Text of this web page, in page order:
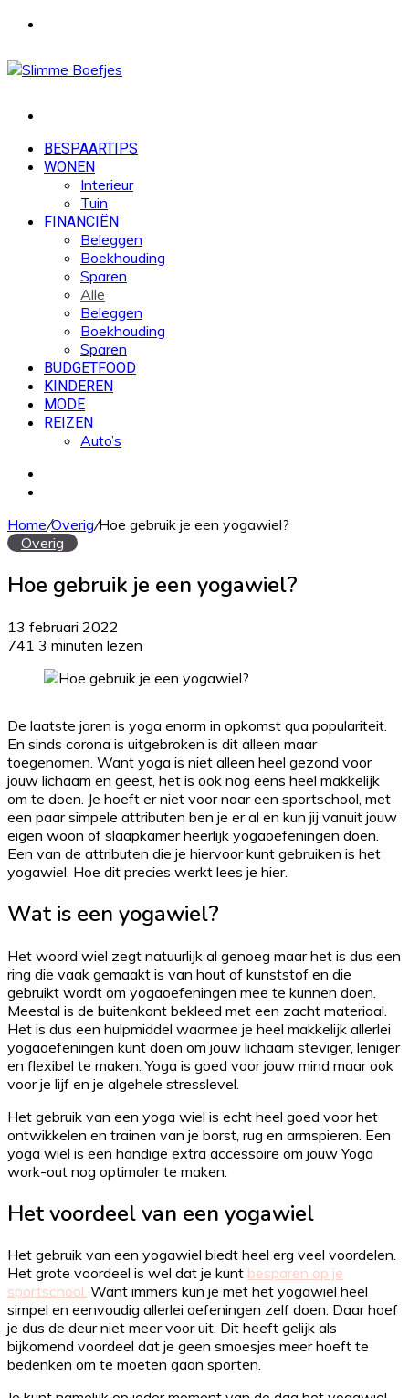
BESPAARTIPS
WONEN
Interieur
Tuin
FINANCIËN
Beleggen
Boekhouding
Sparen
Alle
Beleggen
Boekhouding
Sparen
BUDGETFOOD
KINDEREN
MODE
REIZEN
Auto’s
Home/Overig/Hoe gebruik je een yogawiel?
Overig
Hoe gebruik je een yogawiel?
13 februari 2022
741 3 minuten lezen
De laatste jaren is yoga enorm in opkomst qua populariteit.
En sinds corona is uitgebroken is dit alleen maar
toegenomen. Want yoga is niet alleen heel gezond voor
jouw lichaam en geest, het is ook nog eens heel makkelijk
om te doen. Je hoeft er niet voor naar een sportschool, met
een paar simpele attributen ben je er al en kun jij vanuit jouw
eigen woon of slaapkamer heerlijk yogaoefeningen doen.
Een van de attributen die je hiervoor kunt gebruiken is het
yogawiel. Hoe dit precies werkt lees je hier.
Wat is een yogawiel?
Het woord wiel zegt natuurlijk al genoeg maar het is dus een
ring die vaak gemaakt is van hout of kunststof en die
gebruikt wordt om yogaoefeningen mee te kunnen doen.
Meestal is de buitenkant bekleed met een zacht materiaal.
Het is dus een hulpmiddel waarmee je heel makkelijk allerlei
yogaoefeningen kunt doen om jouw lichaam steviger, leniger
en flexibel te maken. Yoga is goed voor jouw mind maar ook
voor je lijf en je algehele stresslevel.
Het gebruik van een yoga wiel is echt heel goed voor het
ontwikkelen en trainen van je borst, rug en armspieren. Een
yoga wiel is een handige extra accessoire om jouw Yoga
work-out nog optimaler te maken.
Het voordeel van een yogawiel
Het gebruik van een yogawiel biedt heel erg veel voordelen.
Het grote voordeel is wel dat je kunt besparen op je
sportschool. Want immers kun je met het yogawiel heel
simpel en eenvoudig allerlei oefeningen zelf doen. Daar hoef
je dus de deur niet meer voor uit. Dit heeft gelijk als
bijkomend voordeel dat je geen smoesjes meer hoeft te
bedenken om te moeten gaan sporten.